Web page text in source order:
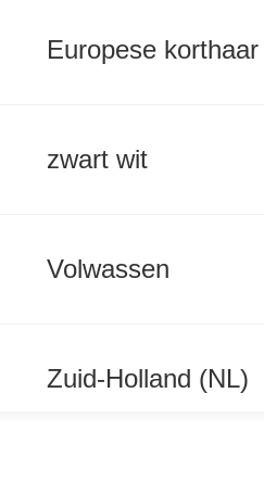
Europese korthaar
zwart wit
Volwassen
Zuid-Holland (NL)